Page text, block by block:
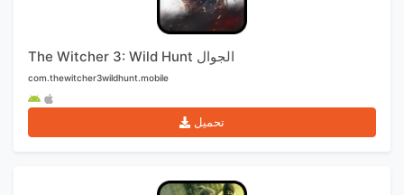
The Witcher 3: Wild Hunt الجوال
com.thewitcher3wildhunt.mobile
تحميل